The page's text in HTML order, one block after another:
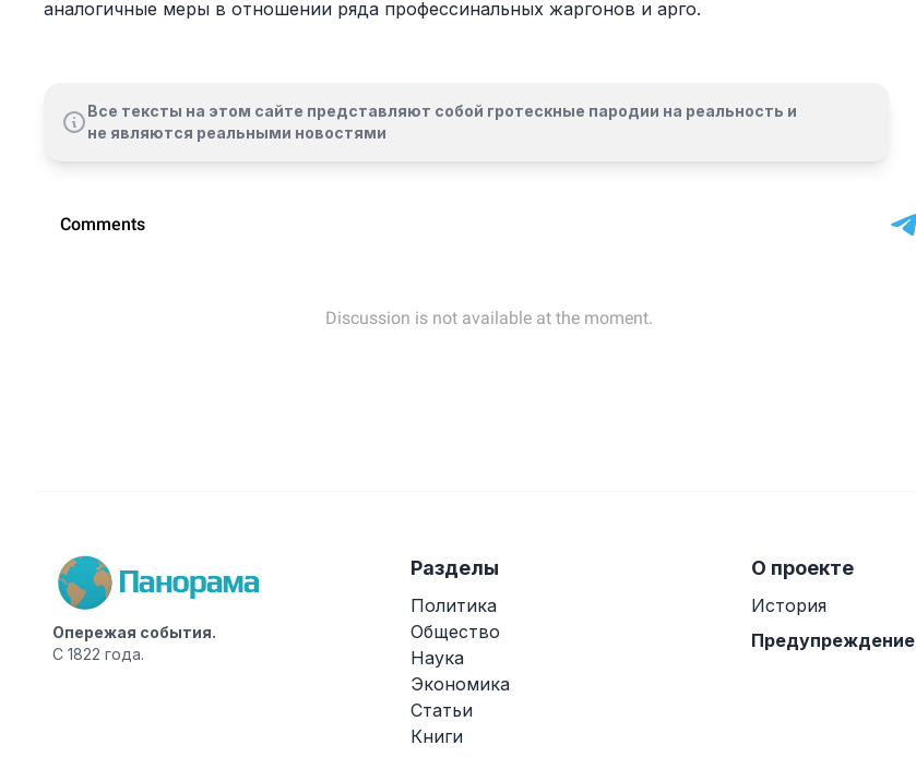
аналогичные меры в отношении ряда профессинальных жаргонов и арго.
Все тексты на этом сайте представляют собой гротескные пародии на реальность и
не являются реальными новостями
Опережая события.
С 1822 года.
Разделы
Политика
Общество
Наука
Экономика
Статьи
Книги
О проекте
История
Предупреждение